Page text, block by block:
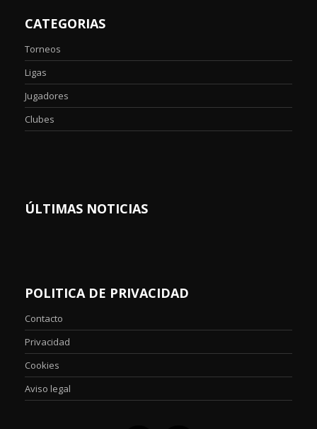
CATEGORIAS
Torneos
Ligas
Jugadores
Clubes
ÚLTIMAS NOTICIAS
POLITICA DE PRIVACIDAD
Contacto
Privacidad
Cookies
Aviso legal